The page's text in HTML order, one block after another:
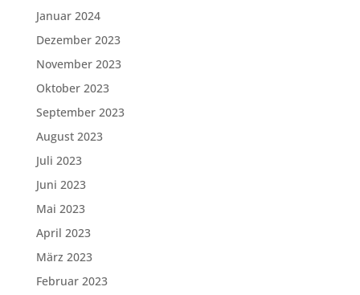
Januar 2024
Dezember 2023
November 2023
Oktober 2023
September 2023
August 2023
Juli 2023
Juni 2023
Mai 2023
April 2023
März 2023
Februar 2023